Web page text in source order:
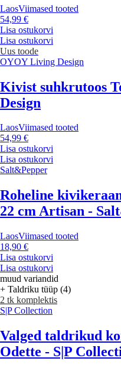
LaosViimased tooted
54,99 €
Lisa ostukorvi
Lisa ostukorvi
Uus toode
OYOY Living Design
Kivist suhkrutoos
Design
LaosViimased tooted
54,99 €
Lisa ostukorvi
Lisa ostukorvi
Salt&Pepper
Roheline
22 cm Artisan -
LaosViimased tooted
18,90 €
Lisa ostukorvi
Lisa ostukorvi
muud variandid
+ Taldriku tüüp (4)
2 tk komplektis
S|P Collection
Valged taldrikud
Odette - S|P